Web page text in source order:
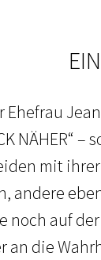
NÄHER“
mit
andere
noch auf
an die